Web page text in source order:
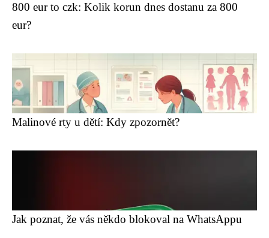
800 eur to czk: Kolik korun dnes dostanu za 800
eur?
Malinové rty u dětí: Kdy zpozornět?
Jak poznat, že vás někdo blokoval na WhatsAppu